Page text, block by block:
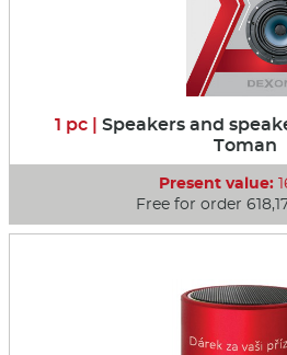
1 pc | Speakers and
Toman
Present value:
Free for order